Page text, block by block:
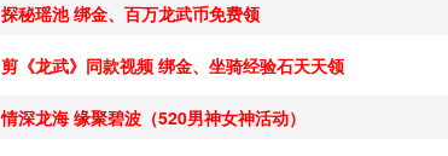
探秘瑶池 绑金、百万龙武币免费领
剪《龙武》同款视频 绑金、坐骑经验石天天领
情深龙海 缘聚碧波（520男神女神活动）